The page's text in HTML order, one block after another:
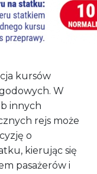
kursów
W
innych
rejs może
o
kierując się
pasażerów i